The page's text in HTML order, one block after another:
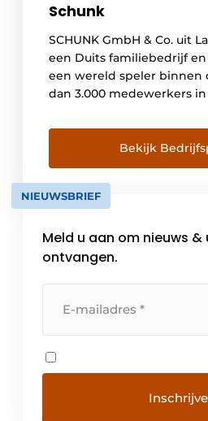
Schunk
SCHUNK GmbH & Co. uit
een Duits familiebedrijf
een wereld speler binnen
dan 3.000 medewerkers
distributiepartners in
over de hele wereld
intensieve aanwezigheid
11.000 standaard
Bekijk
NIEUWSBRIEF
Meld u aan om nieuws
ontvangen.